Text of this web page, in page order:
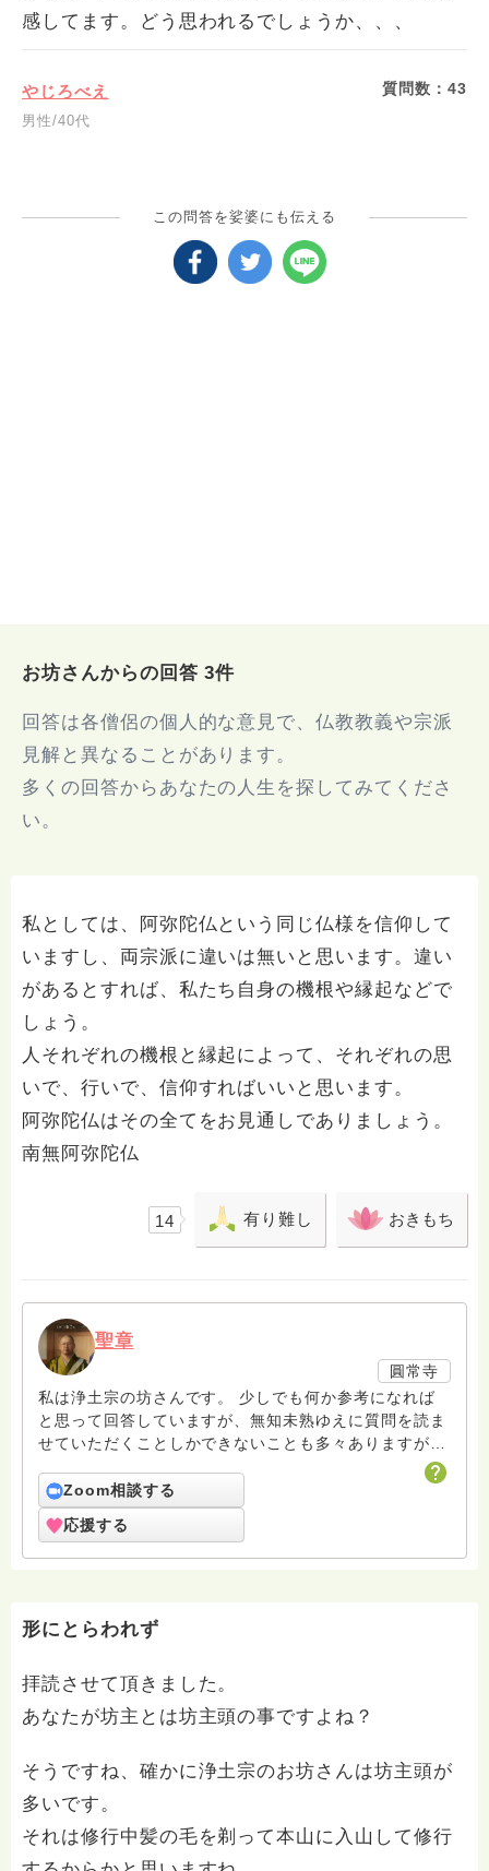
感してます。どう思われるでしょうか、、、
やじろべえ
男性/40代
質問数：43
この問答を娑婆にも伝える
お坊さんからの回答 3件
回答は各僧侶の個人的な意見で、仏教教義や宗派
見解と異なることがあります。
多くの回答からあなたの人生を探してみてくださ
い。
私としては、阿弥陀仏という同じ仏様を信仰して
いますし、両宗派に違いは無いと思います。違い
があるとすれば、私たち自身の機根や縁起などで
しょう。
人それぞれの機根と縁起によって、それぞれの思
いで、行いで、信仰すればいいと思います。
阿弥陀仏はその全てをお見通しでありましょう。
南無阿弥陀仏
14 有り難し おきもち
聖章
圓常寺
私は浄土宗の坊さんです。 少しでも何か参考になれば
と思って回答していますが、無知未熟ゆえに質問を読ま
せていただくことしかできないことも多々ありますがお
許しください。 回答は私個人の意見や解釈もあり、場
合によっては浄土宗の教義とは少し異なることもあると
いうことをご了承ください。 また、寺の紹介ページに
電話相談についても紹介していますのでどなたでも気兼
ねなくご利用ください。 ハスノハのお坊さんがもっと
Zoom相談する
応援する
形にとらわれず
拝読させて頂きました。
あなたが坊主とは坊主頭の事ですよね？
そうですね、確かに浄土宗のお坊さんは坊主頭が
多いです。
それは修行中髪の毛を剃って本山に入山して修行